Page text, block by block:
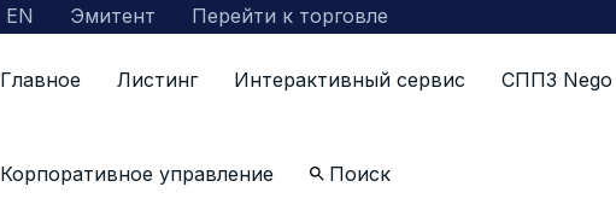
EN Эмитент Перейти к торговле
Главное Листинг Интерактивный сервис СППЗ Nego
Корпоративное управление Поиск
Results Итоги дня (03.11.2020)